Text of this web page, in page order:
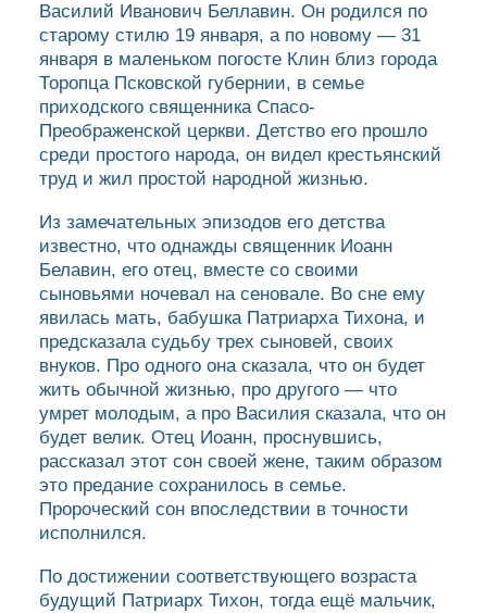
Василий Иванович Беллавин. Он родился по
старому стилю 19 января, а по новому — 31
января в маленьком погосте Клин близ города
Торопца Псковской губернии, в семье
приходского священника Спасо-
Преображенской церкви. Детство его прошло
среди простого народа, он видел крестьянский
труд и жил простой народной жизнью.
Из замечательных эпизодов его детства
известно, что однажды священник Иоанн
Белавин, его отец, вместе со своими
сыновьями ночевал на сеновале. Во сне ему
явилась мать, бабушка Патриарха Тихона, и
предсказала судьбу трех сыновей, своих
внуков. Про одного она сказала, что он будет
жить обычной жизнью, про другого — что
умрет молодым, а про Василия сказала, что он
будет велик. Отец Иоанн, проснувшись,
рассказал этот сон своей жене, таким образом
это предание сохранилось в семье.
Пророческий сон впоследствии в точности
исполнился.
По достижении соответствующего возраста
будущий Патриарх Тихон, тогда ещё мальчик,